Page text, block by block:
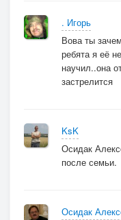
. Игорь
Вова ты
ребята я её
научил..она
застрелится
KsK
Осидак
после семьи.
Осидак